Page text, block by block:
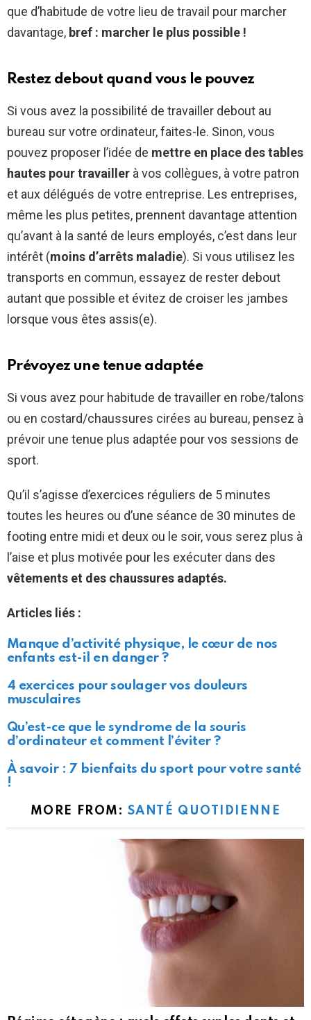
que d’habitude de votre lieu de travail pour marcher
davantage, bref : marcher le plus possible !
Restez debout quand vous le pouvez
Si vous avez la possibilité de travailler debout au
bureau sur votre ordinateur, faites-le. Sinon, vous
pouvez proposer l’idée de mettre en place des tables
hautes pour travailler à vos collègues, à votre patron
et aux délégués de votre entreprise. Les entreprises,
même les plus petites, prennent davantage attention
qu’avant à la santé de leurs employés, c’est dans leur
intérêt (moins d’arrêts maladie). Si vous utilisez les
transports en commun, essayez de rester debout
autant que possible et évitez de croiser les jambes
lorsque vous êtes assis(e).
Prévoyez une tenue adaptée
Si vous avez pour habitude de travailler en robe/talons
ou en costard/chaussures cirées au bureau, pensez à
prévoir une tenue plus adaptée pour vos sessions de
sport.
Qu’il s’agisse d’exercices réguliers de 5 minutes
toutes les heures ou d’une séance de 30 minutes de
footing entre midi et deux ou le soir, vous serez plus à
l’aise et plus motivée pour les exécuter dans des
vêtements et des chaussures adaptés.
Articles liés :
Manque d’activité physique, le cœur de nos
enfants est-il en danger ?
4 exercices pour soulager vos douleurs
musculaires
Qu’est-ce que le syndrome de la souris
d’ordinateur et comment l’éviter ?
À savoir : 7 bienfaits du sport pour votre santé
!
MORE FROM: SANTÉ QUOTIDIENNE